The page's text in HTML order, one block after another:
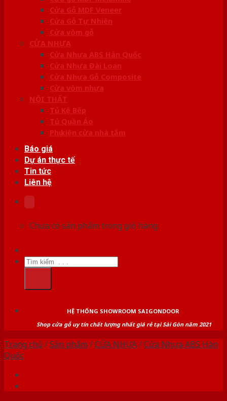
Cửa Gỗ MDF Veneer
Cửa Gỗ Tự Nhiên
Cửa vòm gỗ
CỬA NHỰA
Cửa Nhựa ABS Hàn Quốc
Cửa Nhựa Đài Loan
Cửa Nhựa Gỗ Composite
Cửa vòm nhựa
NỘI THẤT
Tủ Kệ Bếp
Tủ Quần Áo
Phụ kiện cửa nhà tắm
Báo giá
Dự án thực tế
Tin tức
Liên hệ
Chưa có sản phẩm trong giỏ hàng.
Tìm
kiếm:
HỆ THỐNG SHOWROOM SAIGONDOOR
Shop cửa gỗ uy tín chất lượng nhất giá rẻ tại Sài Gòn năm 2021
Trang chủ /Sản phẩm /CỬA NHỰA/Cửa Nhựa ABS Hàn
Quốc